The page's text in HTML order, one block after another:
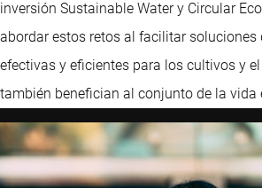
inversión Sustainable Water y Circular
abordar estos retos al facilitar soluciones
efectivas y eficientes para los cultivos y
también benefician al conjunto de la vida